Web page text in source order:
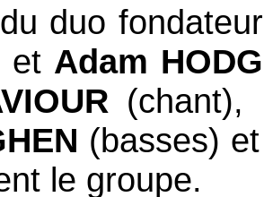
duo
et Adam
(basses)
le groupe.